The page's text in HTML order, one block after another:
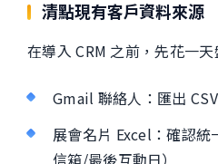
清點現有客戶資料來源
在導入 CRM 之前，先花一天
Gmail 聯絡人：匯出
展會名片 Excel：確認
信箱/最後互動日）